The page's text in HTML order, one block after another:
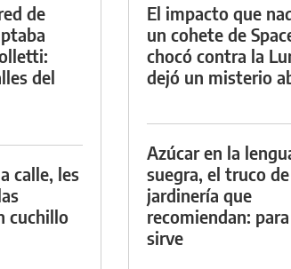
de
del
calle, les
cuchillo
El impacto que
un cohete de
chocó contra la
dejó un misterio
Azúcar en la
suegra, el truco de
jardinería que
recomiendan:
sirve